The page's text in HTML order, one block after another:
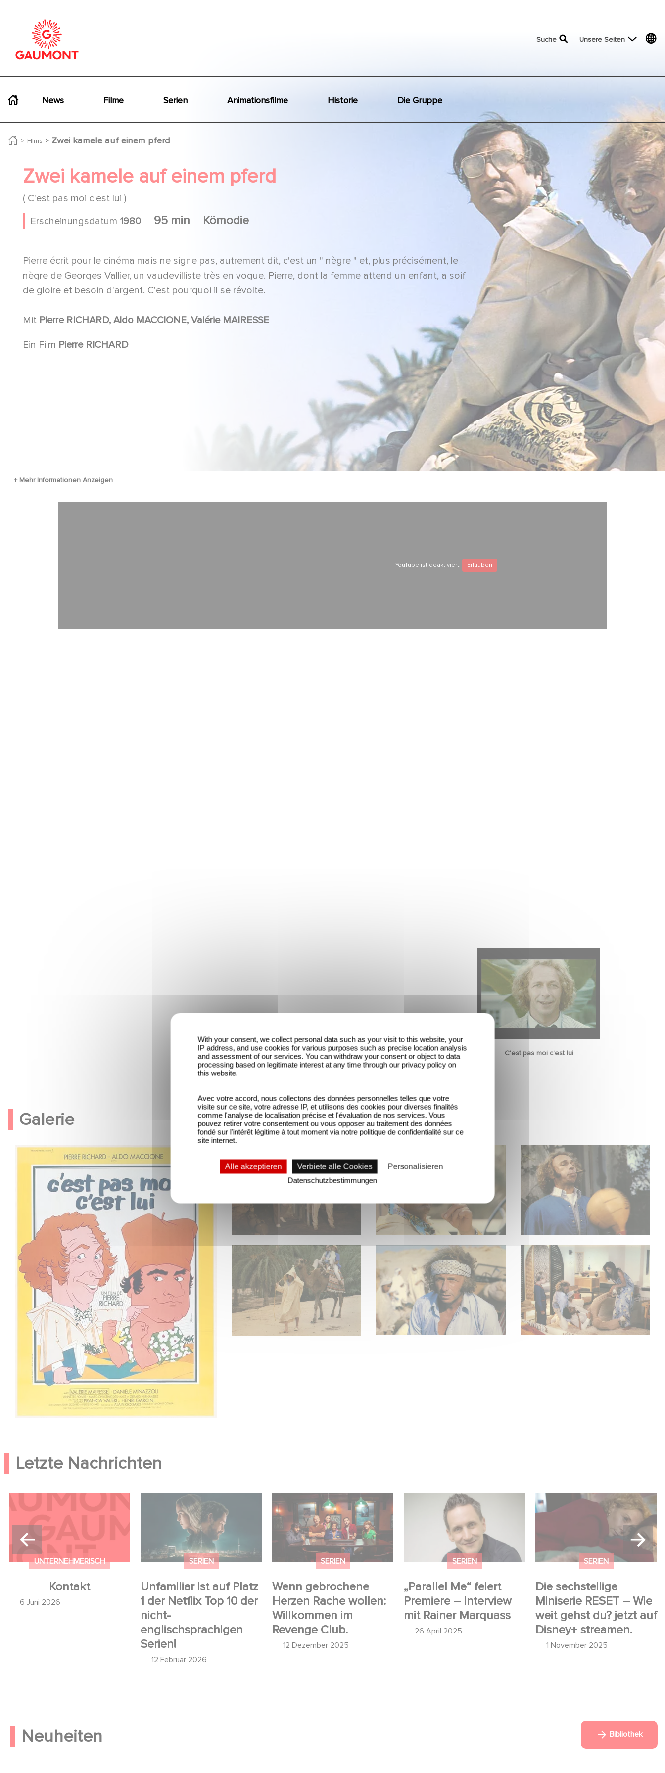
top menu
Suche Unsere Seiten
News Filme Serien Animationsfilme Historie Die Gruppe
FIlms Zwei kamele auf einem pferd
Zwei kamele auf einem pferd
( C'est pas moi c'est lui )
Erscheinungsdatum 1980 95 min Kömodie
Pierre écrit pour le cinéma mais ne signe pas, autrement dit, c'est un " nègre " et, plus précisément, le
nègre de Georges Vallier, un vaudevilliste très en vogue. Pierre, dont la femme attend un enfant, a soif
de gloire et besoin d'argent. C'est pourquoi il se révolte.
Mit Pierre RICHARD, Aldo MACCIONE, Valérie MAIRESSE
Ein Film Pierre RICHARD
YouTube ist deaktiviert. Erlauben
C'est pas moi c'est lui
Galerie
Letzte Nachrichten
UNTERNEHMERISCH
Kontakt
6 Juni 2026
SERIEN
Unfamiliar ist auf Platz
1 der Netflix Top 10 der
nicht-
englischsprachigen
Serien!
12 Februar 2026
Unfamiliar ist auf Platz 1 der
Netflix Top 10 der nicht-
englischsprachigen Serien!
SERIEN
Wenn gebrochene
Herzen Rache wollen:
Willkommen im
Revenge Club.
12 Dezember 2025
Wenn gebrochene Herzen
Rache wollen: Willkommen
im Revenge Club.
SERIEN
„Parallel Me“ feiert
Premiere – Interview
mit Rainer Marquass
26 April 2025
„Parallel Me“ feiert Premiere
– Interview mit Rainer
Marquass
SERIEN
Die sechsteilige
Miniserie RESET – Wie
weit gehst du? jetzt auf
Disney+ streamen.
1 November 2025
Die sechsteilige Miniserie
RESET – Wie weit gehst
du? jetzt auf Disney+
streamen.
Neuheiten Bibliothek
With your consent, we collect personal data such as your visit to this website, your
IP address, and use cookies for various purposes such as precise location analysis
and assessment of our services. You can withdraw your consent or object to data
processing based on legitimate interest at any time through our privacy policy on
this website.
Avec votre accord, nous collectons des données personnelles telles que votre
visite sur ce site, votre adresse IP, et utilisons des cookies pour diverses finalités
comme l'analyse de localisation précise et l'évaluation de nos services. Vous
pouvez retirer votre consentement ou vous opposer au traitement des données
fondé sur l'intérêt légitime à tout moment via notre politique de confidentialité sur ce
site internet.
Alle akzeptieren Verbiete alle Cookies
Personalisieren
Datenschutzbestimmungen